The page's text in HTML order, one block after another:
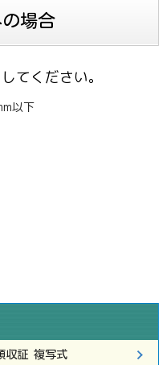
の場合
てください。
以下
収証 複写式